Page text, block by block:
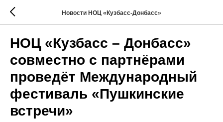
Новости НОЦ «Кузбасс-Донбасс»
НОЦ «Кузбасс – Донбасс»
совместно с партнёрами
проведёт Международный
фестиваль «Пушкинские
встречи»